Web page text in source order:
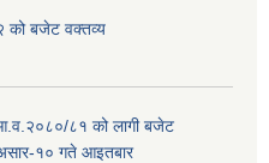
को बजेट वक्तव्य
आ.व.२०८०/८१ को लागी बजेट
१० गते आइतबार